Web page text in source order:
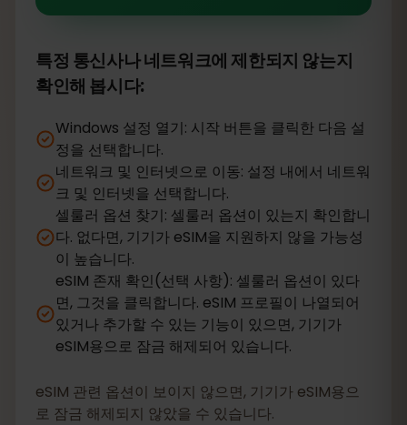
특정 통신사나 네트워크에 제한되지 않는지
확인해 봅시다:
Windows 설정 열기: 시작 버튼을 클릭한 다음 설
정을 선택합니다.
네트워크 및 인터넷으로 이동: 설정 내에서 네트워
크 및 인터넷을 선택합니다.
셀룰러 옵션 찾기: 셀룰러 옵션이 있는지 확인합니
다. 없다면, 기기가 eSIM을 지원하지 않을 가능성
이 높습니다.
eSIM 존재 확인(선택 사항): 셀룰러 옵션이 있다
면, 그것을 클릭합니다. eSIM 프로필이 나열되어
있거나 추가할 수 있는 기능이 있으면, 기기가
eSIM용으로 잠금 해제되어 있습니다.
eSIM 관련 옵션이 보이지 않으면, 기기가 eSIM용으
로 잠금 해제되지 않았을 수 있습니다.